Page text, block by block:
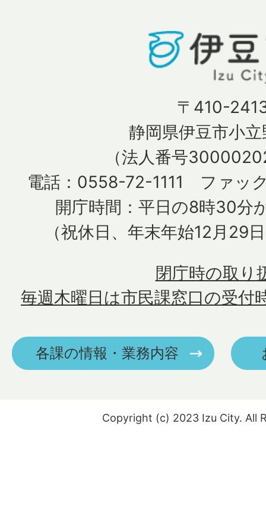
〒410-
静岡県伊豆市小
（法人番号
電話：0558-72-1111 ファッ
開庁時間：平日の8時30分
（祝休日、年末年始12月29
毎週木曜日は市民課窓口の受付
閉庁時の取り
各課の情報・業務内容
Copyright (c) 2023 Izu City. All